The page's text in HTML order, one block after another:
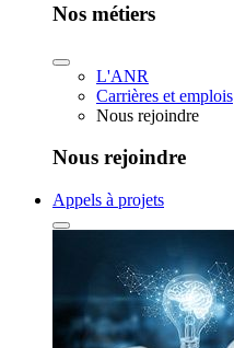
Nos métiers
L'ANR
Carrières et emplois
Nous rejoindre
Nous rejoindre
Appels à projets